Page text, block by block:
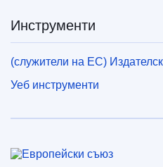
Инструменти
(служители на ЕС)
Уеб инструменти